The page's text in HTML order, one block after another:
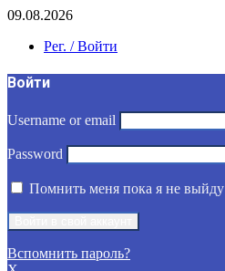
09.08.2026
Рег. / Войти
Войти
Username or email
Password
Помнить меня пока я не выйду
Вспомнить пароль?